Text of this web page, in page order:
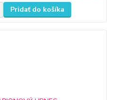
Pridať do košíka